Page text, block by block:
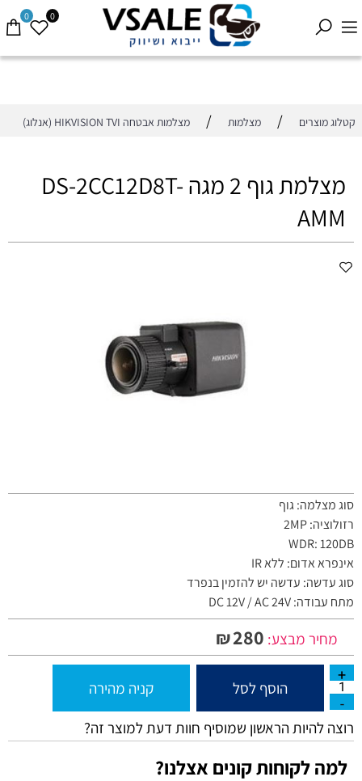
0 0
קטלוג מוצרים / מצלמות / מצלמות אבטחה HIKVISION TVI (אנלוג)
מצלמת גוף 2 מגה DS-2CC12D8T-
AMM
סוג מצלמה: גוף
רזולוציה: 2MP
WDR: 120DB
אינפרא אדום: ללא IR
סוג עדשה: עדשה יש להזמין בנפרד
מתח עבודה: DC 12V / AC 24V
מחיר מבצע: ₪280
הוסף לסל קניה מהירה
רוצה להיות הראשון שמוסיף חוות דעת למוצר זה?
למה לקוחות קונים אצלנו?